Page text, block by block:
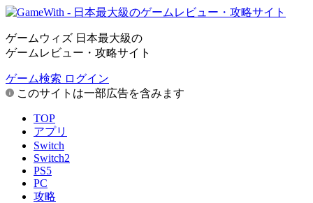
ゲームウィズ 日本最大級の
ゲームレビュー・攻略サイト
ゲーム検索 ログイン
このサイトは一部広告を含みます
TOP
アプリ
Switch
Switch2
PS5
PC
攻略